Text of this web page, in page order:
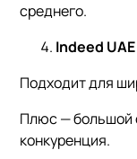
среднего.
Indeed UAE
Подходит для
Плюс — большой
конкуренция.